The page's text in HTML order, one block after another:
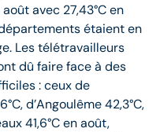
avec 27,43°C en
étaient en
Les télétravailleurs
dû faire face à des
: ceux de
d’Angoulême 42,3°C,
41,6°C en août,